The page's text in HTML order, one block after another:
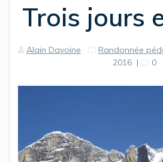
Trois jours
Alain Davoine Randonnée
2016| 0